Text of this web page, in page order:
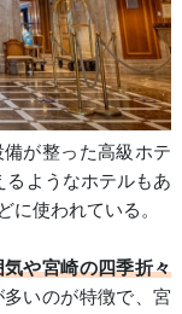
が整った高級ホテ
るようなホテルもあ
に使われている。
や宮崎の四季折々
多いのが特徴で、宮